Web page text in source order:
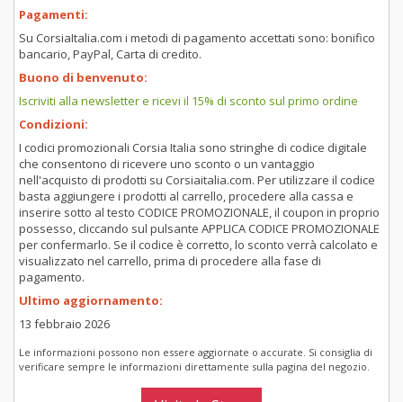
Pagamenti:
Su CorsiaItalia.com i metodi di pagamento accettati sono: bonifico
bancario, PayPal, Carta di credito.
Buono di benvenuto:
Iscriviti alla newsletter e ricevi il 15% di sconto sul primo ordine
Condizioni:
I codici promozionali Corsia Italia sono stringhe di codice digitale
che consentono di ricevere uno sconto o un vantaggio
nell'acquisto di prodotti su Corsiaitalia.com. Per utilizzare il codice
basta aggiungere i prodotti al carrello, procedere alla cassa e
inserire sotto al testo CODICE PROMOZIONALE, il coupon in proprio
possesso, cliccando sul pulsante APPLICA CODICE PROMOZIONALE
per confermarlo. Se il codice è corretto, lo sconto verrà calcolato e
visualizzato nel carrello, prima di procedere alla fase di
pagamento.
Ultimo aggiornamento:
13 febbraio 2026
Le informazioni possono non essere aggiornate o accurate. Si consiglia di
verificare sempre le informazioni direttamente sulla pagina del negozio.